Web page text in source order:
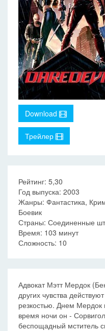
Download
Трейлер
Рейтинг: 5,30
Год выпуска: 2003
Жанры: Фантастика,
Боевик
Страны: Соединенные
Время: 103 минут
Сложность: 10
Адвокат Мэтт Мердок
других чувства
резкостью. Днем Мердок
время ночи он -
беспощадный мститель